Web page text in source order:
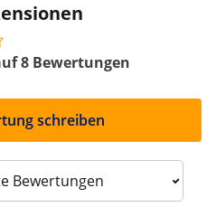
8 Bewertungen
schreiben
reviews